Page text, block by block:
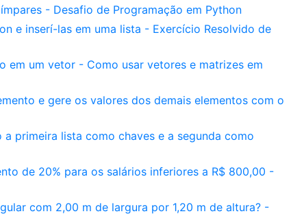
- Desafio de Programação em Python
e inserí-las em uma lista - Exercício Resolvido de
em um vetor - Como usar vetores e matrizes em
e gere os valores dos demais elementos com o
primeira lista como chaves e a segunda como
de 20% para os salários inferiores a R$ 800,00 -
com 2,00 m de largura por 1,20 m de altura? -